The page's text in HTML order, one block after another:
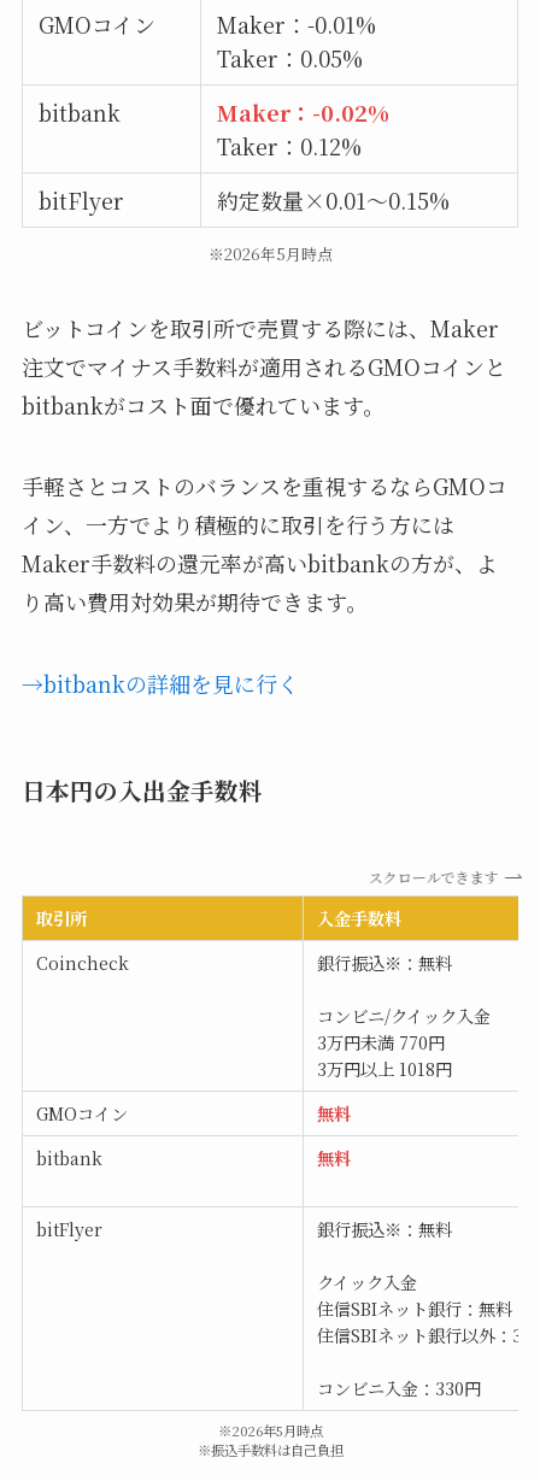
GMOコイン
Maker：-0.01%
Taker：0.05%
bitbank
Maker：-0.02%
Taker：0.12%
bitFlyer
約定数量×0.01～0.15%
※2026年5月時点
ビットコインを取引所で売買する際には、Maker
注文でマイナス手数料が適用されるGMOコインと
bitbankがコスト面で優れています。
手軽さとコストのバランスを重視するならGMOコ
イン、一方でより積極的に取引を行う方には
Maker手数料の還元率が高いbitbankの方が、よ
り高い費用対効果が期待できます。
→bitbankの詳細を見に行く
日本円の入出金手数料
スクロールできます
取引所
入金手数料
Coincheck
銀行振込※：無料
コンビニ/クイック入金
3万円未満 770円
3万円以上 1018円
GMOコイン
無料
bitbank
無料
bitFlyer 銀行振込※：無料
クイック入金
住信SBIネット銀行：無料
住信SBIネット銀行以外：
コンビニ入金：330円
※2026年5月時点
※振込手数料は自己負担